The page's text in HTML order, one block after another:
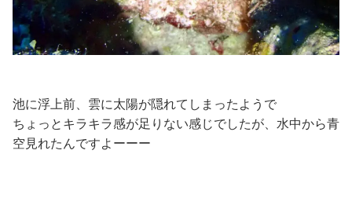
池に浮上前、雲に太陽が隠れてしまったようで
ちょっとキラキラ感が足りない感じでしたが、水中から青
空見れたんですよーーー